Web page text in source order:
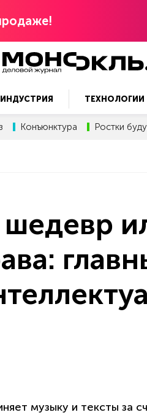
ТЕХНОЛОГИИ
Конъюнктура Ростки
шедевр
музыку и тексты за